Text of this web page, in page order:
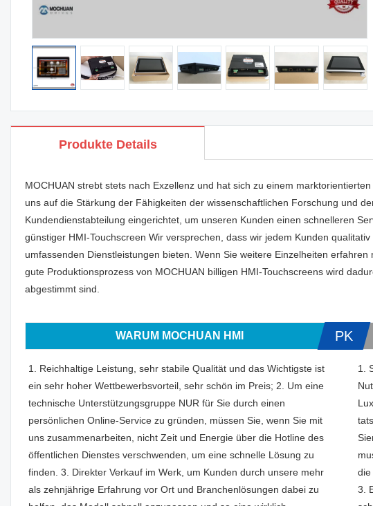
Produkte Details
MOCHUAN strebt stets nach Exzellenz und hat sich zu einem
uns auf die Stärkung der Fähigkeiten der wissenschaftlichen Forschung und
Kundendienstabteilung eingerichtet, um unseren Kunden einen schnelleren
günstiger HMI-Touchscreen Wir versprechen, dass wir jedem Kunden
umfassenden Dienstleistungen bieten. Wenn Sie weitere Einzelheiten
gute Produktionsprozess von MOCHUAN billigen HMI-Touchscreens wird
abgestimmt sind.
WARUM MOCHUAN HMI
1. Reichhaltige Leistung, sehr stabile Qualität und das Wichtigste ist
ein sehr hoher Wettbewerbsvorteil, sehr schön im Preis; 2. Um eine
technische Unterstützungsgruppe NUR für Sie durch einen
persönlichen Online-Service zu gründen, müssen Sie, wenn Sie mit
uns zusammenarbeiten, nicht Zeit und Energie über die Hotline des
öffentlichen Dienstes verschwenden, um eine schnelle Lösung zu
finden. 3. Direkter Verkauf im Werk, um Kunden durch unsere mehr
als zehnjährige Erfahrung vor Ort und Branchenlösungen dabei zu
PK
1.
die
3.